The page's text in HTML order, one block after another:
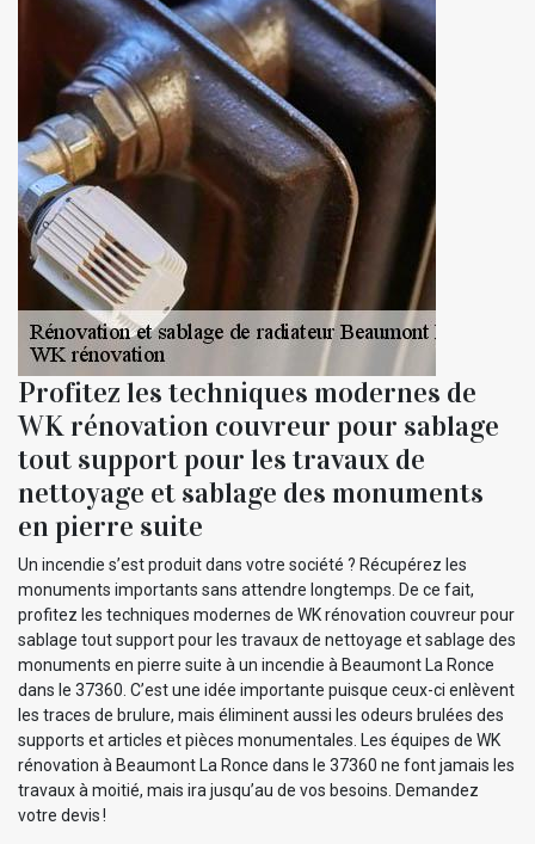
Profitez les techniques modernes de
WK rénovation couvreur pour sablage
tout support pour les travaux de
nettoyage et sablage des monuments
en pierre suite
Un incendie s’est produit dans votre société ? Récupérez les
monuments importants sans attendre longtemps. De ce fait,
profitez les techniques modernes de WK rénovation couvreur pour
sablage tout support pour les travaux de nettoyage et sablage des
monuments en pierre suite à un incendie à Beaumont La Ronce
dans le 37360. C’est une idée importante puisque ceux-ci enlèvent
les traces de brulure, mais éliminent aussi les odeurs brulées des
supports et articles et pièces monumentales. Les équipes de WK
rénovation à Beaumont La Ronce dans le 37360 ne font jamais les
travaux à moitié, mais ira jusqu’au de vos besoins. Demandez
votre devis !